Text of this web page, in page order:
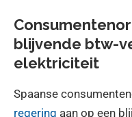
blijvende btw-
elektriciteit
Spaanse
regering aan op een